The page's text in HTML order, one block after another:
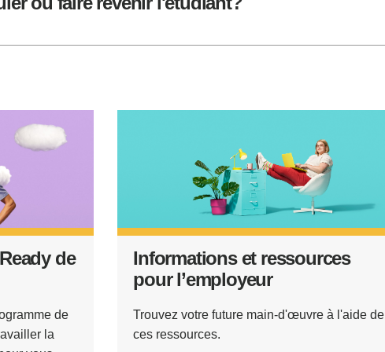
de
de
la
Informations et ressources
pour l’employeur
Trouvez votre future main-d'œuvre à l'aide de
ces ressources.